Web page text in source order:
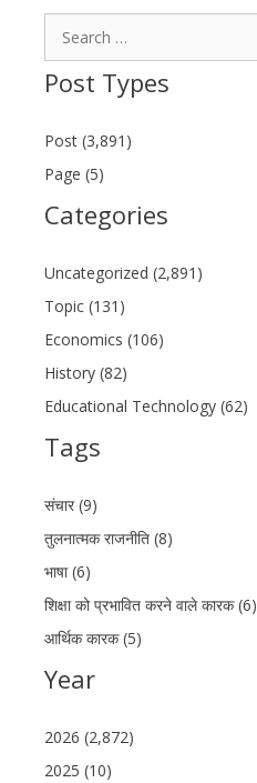
Post Types
Post (3,891)
Page (5)
Categories
Uncategorized (2,891)
Topic (131)
Economics (106)
History (82)
Educational Technology (62)
Tags
संचार (9)
तुलनात्मक राजनीति (8)
भाषा (6)
शिक्षा को प्रभावित करने वाले कारक (6)
आर्थिक कारक (5)
Year
2026 (2,872)
2025 (10)